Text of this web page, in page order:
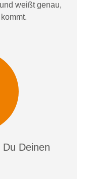
weißtgenau,
kommt.
Deinen